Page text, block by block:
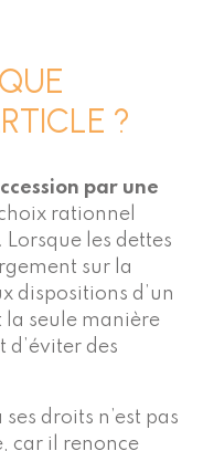
?
par une
rationnel
les dettes
sur la
dispositions d’un
seule manière
des
ses droits n’est pas
car il renonce